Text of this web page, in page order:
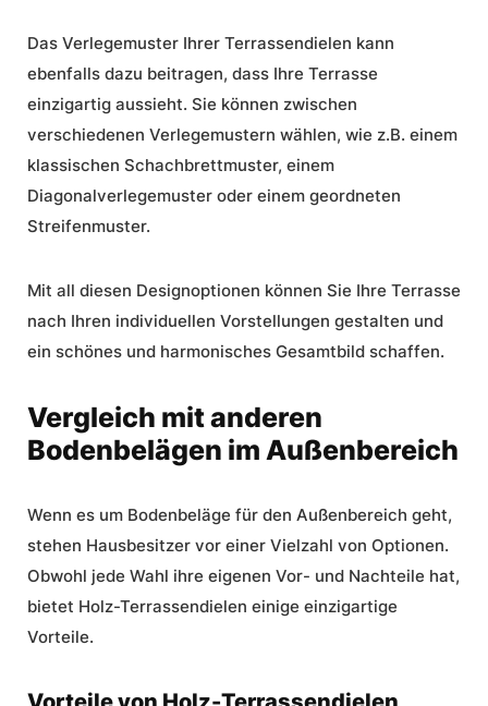
Das Verlegemuster Ihrer Terrassendielen kann
ebenfalls dazu beitragen, dass Ihre Terrasse
einzigartig aussieht. Sie können zwischen
verschiedenen Verlegemustern wählen, wie z.B. einem
klassischen Schachbrettmuster, einem
Diagonalverlegemuster oder einem geordneten
Streifenmuster.
Mit all diesen Designoptionen können Sie Ihre Terrasse
nach Ihren individuellen Vorstellungen gestalten und
ein schönes und harmonisches Gesamtbild schaffen.
Vergleich mit anderen
Bodenbelägen im Außenbereich
Wenn es um Bodenbeläge für den Außenbereich geht,
stehen Hausbesitzer vor einer Vielzahl von Optionen.
Obwohl jede Wahl ihre eigenen Vor- und Nachteile hat,
bietet Holz-Terrassendielen einige einzigartige
Vorteile.